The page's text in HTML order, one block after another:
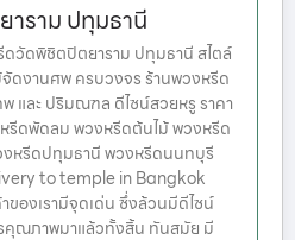
ราม ปทุมธานี
วัดพิชิตปิตยาราม ปทุมธานี สไตล์
ดงานศพ ครบวงจร ร้านพวงหรีด
และ ปริมณฑล ดีไซน์สวยหรู ราคา
รีดพัดลม พวงหรีดต้นไม้ พวงหรีด
งหรีดปทุมธานี พวงหรีดนนทบุรี
to temple in Bangkok
ของเรามีจุดเด่น ซึ่งล้วนมีดีไซน์
คุณภาพมาแล้วทั้งสิ้น ทันสมัย มี